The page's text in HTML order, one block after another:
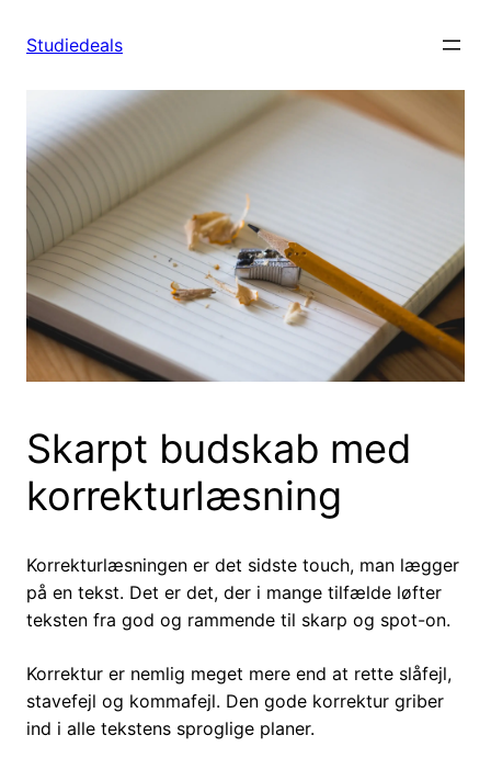
Studiedeals
Skarpt budskab med
korrekturlæsning
Korrekturlæsningen er det sidste touch, man lægger
på en tekst. Det er det, der i mange tilfælde løfter
teksten fra god og rammende til skarp og spot-on.
Korrektur er nemlig meget mere end at rette slåfejl,
stavefejl og kommafejl. Den gode korrektur griber
ind i alle tekstens sproglige planer.